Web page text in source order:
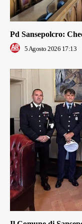
Pd Sansepolcro:
5 Agosto 2026 17:13